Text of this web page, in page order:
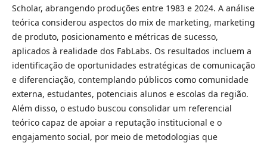
Scholar, abrangendo produções entre 1983 e 2024. A análise
teórica considerou aspectos do mix de marketing, marketing
de produto, posicionamento e métricas de sucesso,
aplicados à realidade dos FabLabs. Os resultados incluem a
identificação de oportunidades estratégicas de comunicação
e diferenciação, contemplando públicos como comunidade
externa, estudantes, potenciais alunos e escolas da região.
Além disso, o estudo buscou consolidar um referencial
teórico capaz de apoiar a reputação institucional e o
engajamento social, por meio de metodologias que